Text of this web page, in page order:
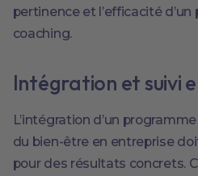
pertinence et l’efficacité
coaching.
Intégration et suivi
L’intégration d’un
du bien-être en entreprise
pour des résultats concrets.